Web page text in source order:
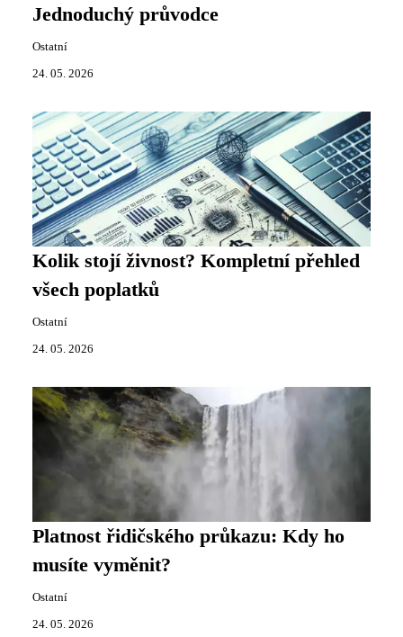
Jednoduchý průvodce
Ostatní
24. 05. 2026
Kolik stojí živnost? Kompletní přehled
všech poplatků
Ostatní
24. 05. 2026
Platnost řidičského průkazu: Kdy ho
musíte vyměnit?
Ostatní
24. 05. 2026